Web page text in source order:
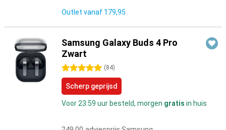
Outlet vanaf 179,95
Samsung Galaxy Buds 4 Pro
Zwart
5 sterren (84)
Scherp geprijsd
Voor 23:59 uur besteld, morgen gratis in huis